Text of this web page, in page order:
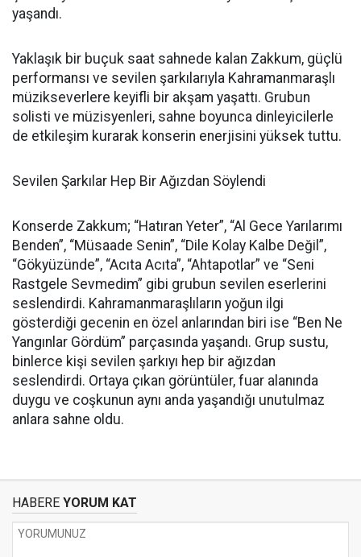
yaşandı.
Yaklaşık bir buçuk saat sahnede kalan Zakkum, güçlü
performansı ve sevilen şarkılarıyla Kahramanmaraşlı
müzikseverlere keyifli bir akşam yaşattı. Grubun
solisti ve müzisyenleri, sahne boyunca dinleyicilerle
de etkileşim kurarak konserin enerjisini yüksek tuttu.
Sevilen Şarkılar Hep Bir Ağızdan Söylendi
Konserde Zakkum; “Hatıran Yeter”, “Al Gece Yarılarımı
Benden”, “Müsaade Senin”, “Dile Kolay Kalbe Değil”,
“Gökyüzünde”, “Acıta Acıta”, “Ahtapotlar” ve “Seni
Rastgele Sevmedim” gibi grubun sevilen eserlerini
seslendirdi. Kahramanmaraşlıların yoğun ilgi
gösterdiği gecenin en özel anlarından biri ise “Ben Ne
Yangınlar Gördüm” parçasında yaşandı. Grup sustu,
binlerce kişi sevilen şarkıyı hep bir ağızdan
seslendirdi. Ortaya çıkan görüntüler, fuar alanında
duygu ve coşkunun aynı anda yaşandığı unutulmaz
anlara sahne oldu.
HABERE YORUM KAT